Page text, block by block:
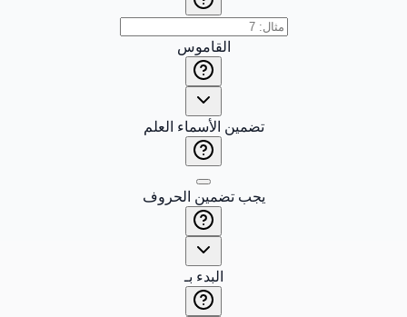
القاموس
تضمين الأسماء العلم
يجب تضمين الحروف
البدء بـ